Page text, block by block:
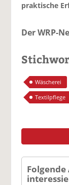
praktische
Der WRP-
Wäscherei
Textilpflege